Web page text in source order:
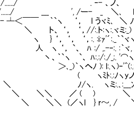
（ /....../ ￣. ‐-
＼ /....../ ___ ', /ー- _
--- ┴＜￣￣ ｀`ヽ ‘， l う
＼ ト、 ‘， ‘，//:.ト:
'~ ヽ } ‘， ‘， ‘，:. :i:
＼ 人 ヽ ‘， `、 ﾊ :/ ,.-
ｒ'~ 丶、｀`ヽ `、 ﾊ:.:/
{ ＞､_)｀ヽへﾉ ):
＞ ( ヽﾐﾄ:.:ﾉヽ
.＼／ ＼ ＼ ﾉ/ヽ.
＼ ＼＼ ／ ( )
＼ ＼＼ (／ヽl